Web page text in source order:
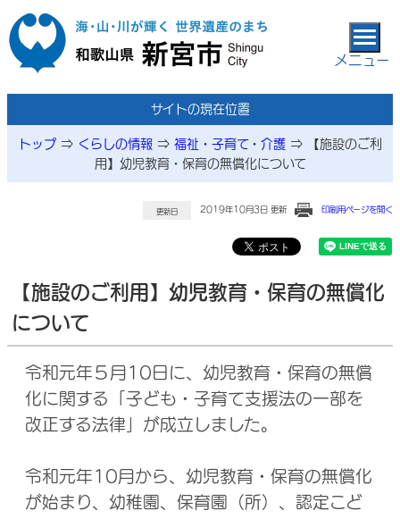
本文へ移動
メニュー
サイトの現在位置
トップ⇒ くらしの情報⇒ 福祉・子育て・介護 ⇒
【施設のご利
用】幼児教育・保育の無償化について
更新日 2019年10月3日 更新 印刷用ページを開く
【施設のご利用】幼児教育・保育の無償化
について
令和元年５月10日に、幼児教育・保育の無償
化に関する「子ども・子育て支援法の一部を
改正する法律」が成立しました。
令和元年10月から、幼児教育・保育の無償化
が始まり、幼稚園、保育園（所）、認定こど